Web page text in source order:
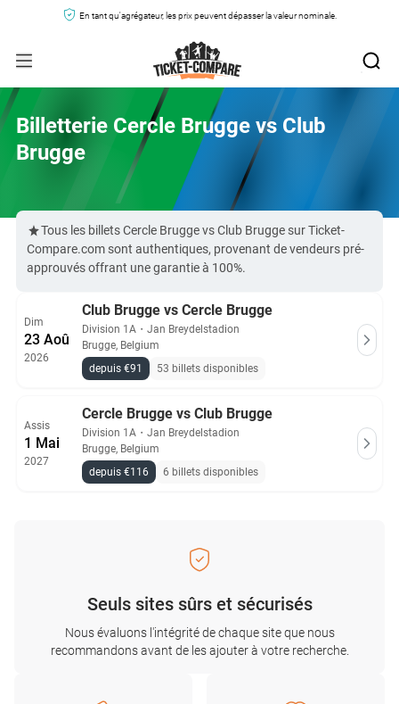
En tant qu'agrégateur, les prix peuvent dépasser la valeur nominale.
Billetterie Cercle Brugge vs Club
Brugge
Tous les billets Cercle Brugge vs Club Brugge sur Ticket-
Compare.com sont authentiques, provenant de vendeurs pré-
approuvés offrant une garantie à 100%.
Dim
23 Aoû
2026
Club Brugge vs Cercle Brugge
Division 1A ・ Jan Breydelstadion
Brugge, Belgium
depuis €91
53 billets disponibles
Assis
1 Mai
2027
Cercle Brugge vs Club Brugge
Division 1A ・ Jan Breydelstadion
Brugge, Belgium
depuis €116
6 billets disponibles
Seuls sites sûrs et sécurisés
Nous évaluons l'intégrité de chaque site que nous
recommandons avant de les ajouter à votre recherche.